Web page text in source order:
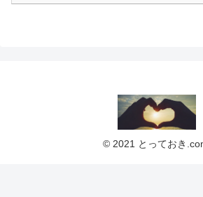
© 2021 とっておき